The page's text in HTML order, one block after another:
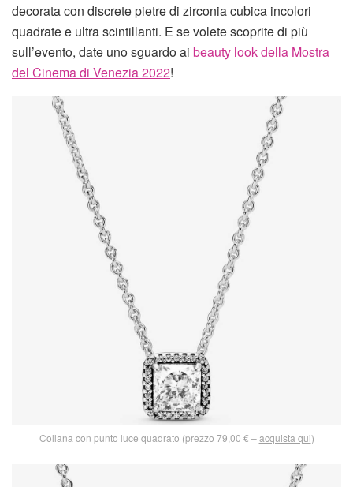
decorata con discrete pietre di zirconia cubica incolori
quadrate e ultra scintillanti. E se volete scoprite di più
sull’evento, date uno sguardo ai beauty look della Mostra
del Cinema di Venezia 2022!
Collana con punto luce quadrato (prezzo 79,00 € –acquista qui)